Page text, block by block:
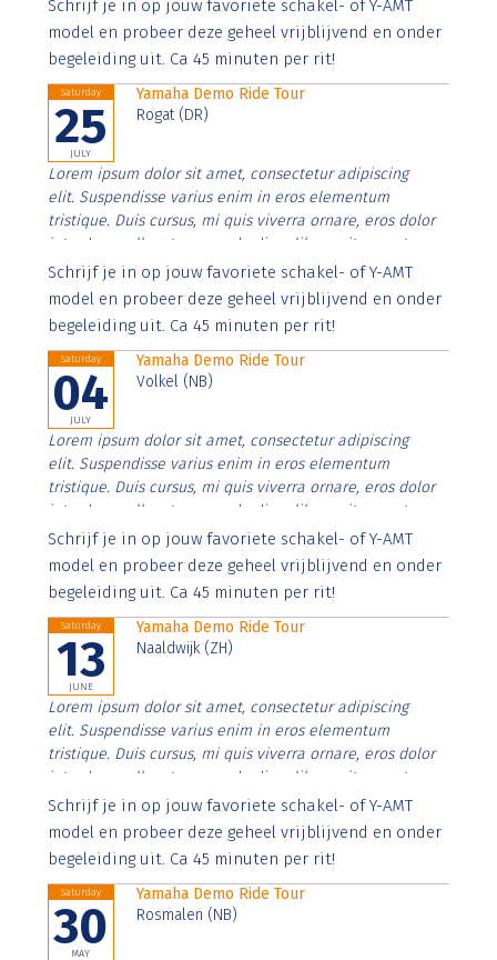
imperdiet. Nunc ut sem vitae risus tristique posuere.
Schrijf je in op jouw favoriete schakel- of Y-AMT
model en probeer deze geheel vrijblijvend en onder
begeleiding uit. Ca 45 minuten per rit!
Saturday
25
JULY
Yamaha Demo Ride Tour
Rogat (DR)
Lorem ipsum dolor sit amet, consectetur adipiscing
elit. Suspendisse varius enim in eros elementum
tristique. Duis cursus, mi quis viverra ornare, eros dolor
interdum nulla, ut commodo diam libero vitae erat.
Aenean faucibus nibh et justo cursus id rutrum lorem
imperdiet. Nunc ut sem vitae risus tristique posuere.
Schrijf je in op jouw favoriete schakel- of Y-AMT
model en probeer deze geheel vrijblijvend en onder
begeleiding uit. Ca 45 minuten per rit!
Saturday
04
JULY
Yamaha Demo Ride Tour
Volkel (NB)
Lorem ipsum dolor sit amet, consectetur adipiscing
elit. Suspendisse varius enim in eros elementum
tristique. Duis cursus, mi quis viverra ornare, eros dolor
interdum nulla, ut commodo diam libero vitae erat.
Aenean faucibus nibh et justo cursus id rutrum lorem
imperdiet. Nunc ut sem vitae risus tristique posuere.
Schrijf je in op jouw favoriete schakel- of Y-AMT
model en probeer deze geheel vrijblijvend en onder
begeleiding uit. Ca 45 minuten per rit!
Saturday
13
JUNE
Yamaha Demo Ride Tour
Naaldwijk (ZH)
Lorem ipsum dolor sit amet, consectetur adipiscing
elit. Suspendisse varius enim in eros elementum
tristique. Duis cursus, mi quis viverra ornare, eros dolor
interdum nulla, ut commodo diam libero vitae erat.
Aenean faucibus nibh et justo cursus id rutrum lorem
imperdiet. Nunc ut sem vitae risus tristique posuere.
Schrijf je in op jouw favoriete schakel- of Y-AMT
model en probeer deze geheel vrijblijvend en onder
begeleiding uit. Ca 45 minuten per rit!
Saturday
30
MAY
Yamaha Demo Ride Tour
Rosmalen (NB)